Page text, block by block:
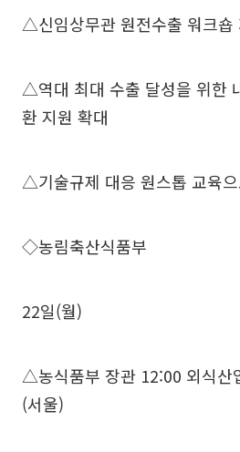
△신임상무관 원전수출 워크숍
△역대 최대 수출 달성을 위한
환 지원 확대
△기술규제 대응 원스톱 교육
◇농림축산식품부
22일(월)
△농식품부 장관 12:00 외식산
(서울)